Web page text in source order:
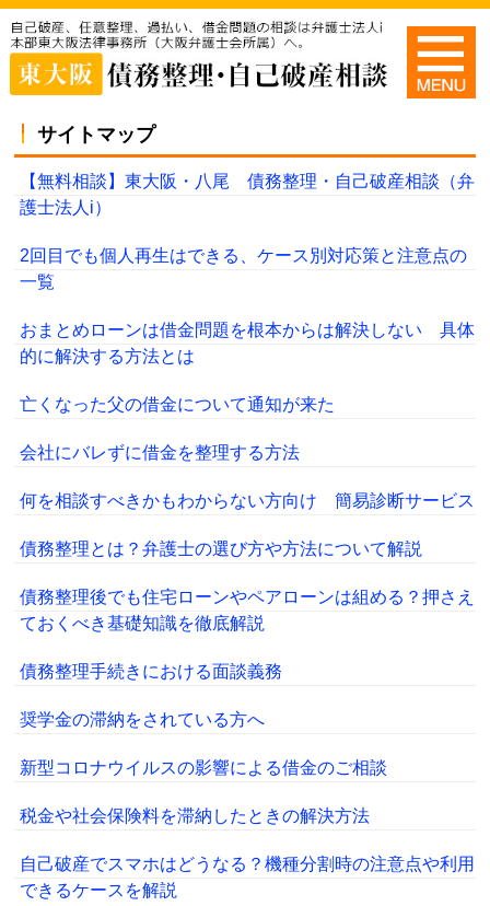
サイトマップ
【無料相談】東大阪・八尾 債務整理・自己破産相談（弁
護士法人i）
2回目でも個人再生はできる、ケース別対応策と注意点の
一覧
おまとめローンは借金問題を根本からは解決しない 具体
的に解決する方法とは
亡くなった父の借金について通知が来た
会社にバレずに借金を整理する方法
何を相談すべきかもわからない方向け 簡易診断サービス
債務整理とは？弁護士の選び方や方法について解説
債務整理後でも住宅ローンやペアローンは組める？押さえ
ておくべき基礎知識を徹底解説
債務整理手続きにおける面談義務
奨学金の滞納をされている方へ
新型コロナウイルスの影響による借金のご相談
税金や社会保険料を滞納したときの解決方法
自己破産でスマホはどうなる？機種分割時の注意点や利用
できるケースを解説